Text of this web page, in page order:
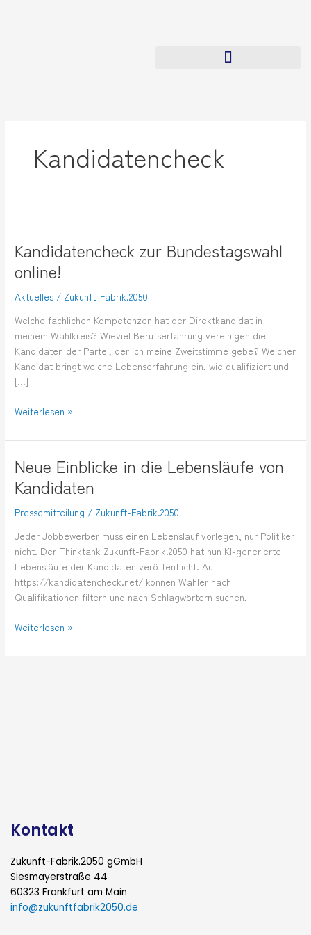
Kandidatencheck
Kandidatencheck zur Bundestagswahl
online!
Aktuelles / Zukunft-Fabrik.2050
Welche fachlichen Kompetenzen hat der Direktkandidat in
meinem Wahlkreis? Wieviel Berufserfahrung vereinigen die
Kandidaten der Partei, der ich meine Zweitstimme gebe? Welcher
Kandidat bringt welche Lebenserfahrung ein, wie qualifiziert und
[…]
Bundestagswahl
online!
Weiterlesen »
Neue Einblicke in die Lebensläufe von
Kandidaten
Pressemitteilung / Zukunft-Fabrik.2050
Jeder Jobbewerber muss einen Lebenslauf vorlegen, nur Politiker
nicht. Der Thinktank Zukunft-Fabrik.2050 hat nun KI-generierte
Lebensläufe der Kandidaten veröffentlicht. Auf
https://kandidatencheck.net/ können Wähler nach
Qualifikationen filtern und nach Schlagwörtern suchen,
Neue
Einblicke
in
die
von
Kandidaten
Weiterlesen »
Kontakt
Zukunft-Fabrik.2050 gGmbH
Siesmayerstraße 44
60323 Frankfurt am Main
info@zukunftfabrik2050.de